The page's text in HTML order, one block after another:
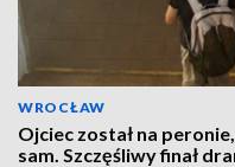
WROCŁAW
Ojciec został na
sam. Szczęśliwy finał